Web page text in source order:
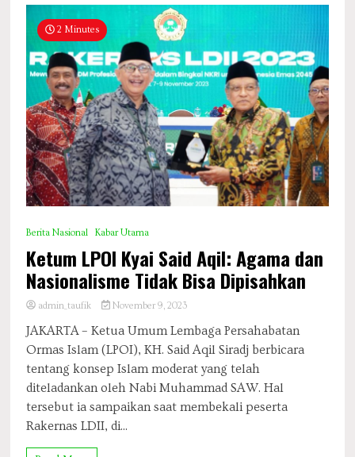
2 Minutes
Berita Nasional Kabar Utama
Ketum LPOI Kyai Said Aqil: Agama dan
Nasionalisme Tidak Bisa Dipisahkan
admin_taufik November 9, 2023
JAKARTA – Ketua Umum Lembaga Persahabatan
Ormas Islam (LPOI), KH. Said Aqil Siradj berbicara
tentang konsep Islam moderat yang telah
diteladankan oleh Nabi Muhammad SAW. Hal
tersebut ia sampaikan saat membekali peserta
Rakernas LDII, di...